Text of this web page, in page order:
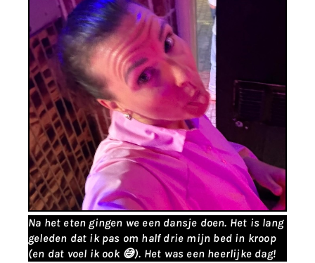
Na het eten gingen we een dansje doen. Het is lang
geleden dat ik pas om half drie mijn bed in kroop
(en dat voel ik ook 😅). Het was een heerlijke dag!